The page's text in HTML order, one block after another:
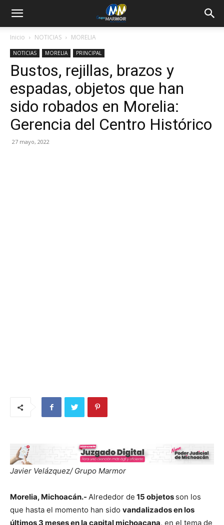
Inicio NOTICIAS MORELIA
NOTICIAS MORELIA PRINCIPAL
Bustos, rejillas, brazos y
espadas, objetos que han
sido robados en Morelia:
Gerencia del Centro Histórico
27 mayo, 2022
Javier Velázquez/ Grupo Marmor
Morelia, Michoacán.- Alrededor de 15 objetos son los
que hasta el momento han sido vandalizados en los
últimos 3 meses en la capital michoacana, en el tema de